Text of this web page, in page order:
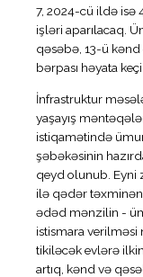
7, 2024-cü ildə isə
işləri aparılacaq.
qəsəbə, 13-ü kənd
bərpası həyata
İnfrastruktur
yaşayış
istiqamətində
şəbəkəsinin
qeyd olunub. Eyni
ilə qədər
ədəd mənzilin -
istismara
tikiləcək evlərə
artıq, kənd və